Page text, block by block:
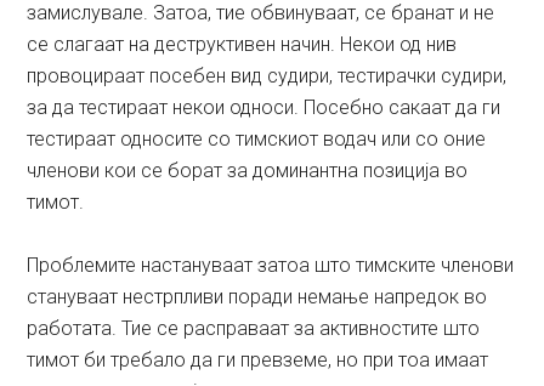
замислувале. Затоа, тие обвинуваат, се бранат и не
се слагаат на деструктивен начин. Некои од нив
провоцираат посебен вид судири, тестирачки судири,
за да тестираат некои односи. Посебно сакаат да ги
тестираат односите со тимскиот водач или со оние
членови кои се борат за доминантна позиција во
тимот.
Проблемите настануваат затоа што тимските членови
стануваат нестрпливи поради немање напредок во
работата. Тие се расправаат за активностите што
тимот би требало да ги превземе, но при тоа имаат